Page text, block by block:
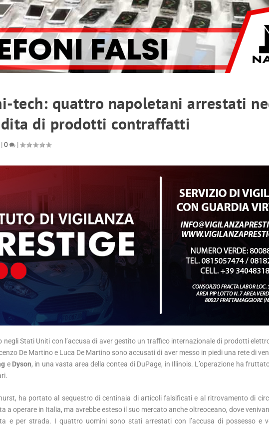
tech: quattro napoletani arrestati
di prodotti contraffatti
|0 |
Stati Uniti con l’accusa di aver gestito un traffico internazionale di prodotti
De Martino e Luca De Martino sono accusati di aver messo in piedi una rete di
e Dyson, in una vasta area della contea di DuPage, in Illinois. L’operazione ha
ha portato al sequestro di centinaia di articoli falsificati e al ritrovamento di
a operare in Italia, ma avrebbe esteso il suo mercato anche oltreoceano, dove
e per strada. I quattro uomini sono stati arrestati con l’accusa di possesso e